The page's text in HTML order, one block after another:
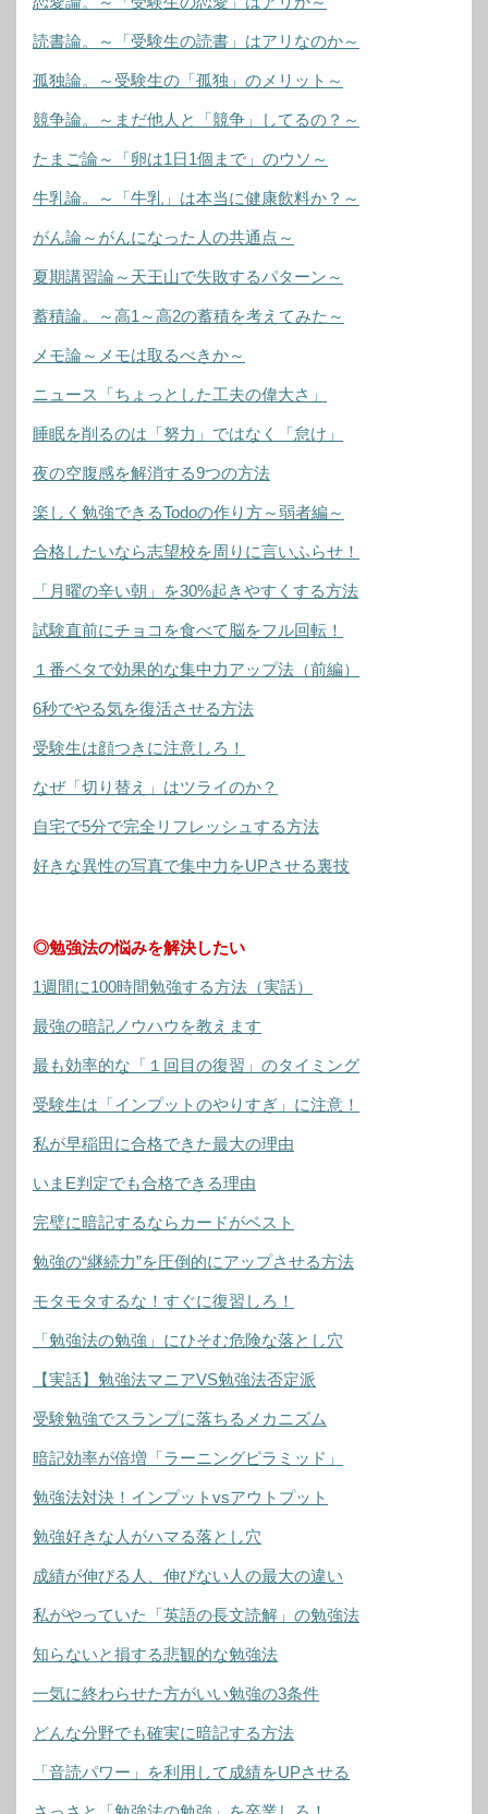
読書論。～「受験生の読書」はアリなのか～
孤独論。～受験生の「孤独」のメリット～
競争論。～まだ他人と「競争」してるの？～
たまご論～「卵は1日1個まで」のウソ～
牛乳論。～「牛乳」は本当に健康飲料か？～
がん論～がんになった人の共通点～
夏期講習論～天王山で失敗するパターン～
蓄積論。～高1～高2の蓄積を考えてみた～
メモ論～メモは取るべきか～
ニュース「ちょっとした工夫の偉大さ」
睡眠を削るのは「努力」ではなく「怠け」
夜の空腹感を解消する9つの方法
楽しく勉強できるTodoの作り方～弱者編～
合格したいなら志望校を周りに言いふらせ！
「月曜の辛い朝」を30%起きやすくする方法
試験直前にチョコを食べて脳をフル回転！
１番ベタで効果的な集中力アップ法（前編）
6秒でやる気を復活させる方法
受験生は顔つきに注意しろ！
なぜ「切り替え」はツライのか？
自宅で5分で完全リフレッシュする方法
好きな異性の写真で集中力をUPさせる裏技
◎勉強法の悩みを解決したい
1週間に100時間勉強する方法（実話）
最強の暗記ノウハウを教えます
最も効率的な「１回目の復習」のタイミング
受験生は「インプットのやりすぎ」に注意！
私が早稲田に合格できた最大の理由
いまE判定でも合格できる理由
完璧に暗記するならカードがベスト
勉強の“継続力”を圧倒的にアップさせる方法
モタモタするな！すぐに復習しろ！
「勉強法の勉強」にひそむ危険な落とし穴
【実話】勉強法マニアVS勉強法否定派
受験勉強でスランプに落ちるメカニズム
暗記効率が倍増「ラーニングピラミッド」
勉強法対決！インプットvsアウトプット
勉強好きな人がハマる落とし穴
成績が伸びる人、伸びない人の最大の違い
私がやっていた「英語の長文読解」の勉強法
知らないと損する悲観的な勉強法
一気に終わらせた方がいい勉強の3条件
どんな分野でも確実に暗記する方法
「音読パワー」を利用して成績をUPさせる